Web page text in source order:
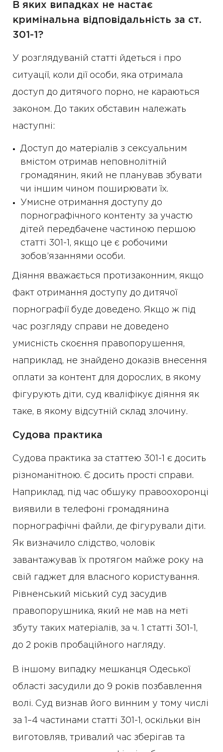
В яких випадках не настає
кримінальна відповідальність за ст.
301-1?
У розглядуваній статті йдеться і про
ситуації, коли дії особи, яка отримала
доступ до дитячого порно, не караються
законом. До таких обставин належать
наступні:
Доступ до матеріалів з сексуальним
вмістом отримав неповнолітній
громадянин, який не планував збувати
чи іншим чином поширювати їх.
Умисне отримання доступу до
порнографічного контенту за участю
дітей передбачене частиною першою
статті 301-1, якщо це є робочими
зобов’язаннями особи.
Діяння вважається протизаконним, якщо
факт отримання доступу до дитячої
порнографії буде доведено. Якщо ж під
час розгляду справи не доведено
умисність скоєння правопорушення,
наприклад, не знайдено доказів внесення
оплати за контент для дорослих, в якому
фігурують діти, суд кваліфікує діяння як
таке, в якому відсутній склад злочину.
Судова практика
Судова практика за статтею 301-1 є досить
різноманітною. Є досить прості справи.
Наприклад, під час обшуку правоохоронці
виявили в телефоні громадянина
порнографічні файли, де фігурували діти.
Як визначило слідство, чоловік
завантажував їх протягом майже року на
свій гаджет для власного користування.
Рівненський міський суд засудив
правопорушника, який не мав на меті
збуту таких матеріалів, за ч. 1 статті 301-1,
до 2 років пробаційного нагляду.
В іншому випадку мешканця Одеської
області засудили до 9 років позбавлення
волі. Суд визнав його винним у тому числі
за 1–4 частинами статті 301-1, оскільки він
виготовляв, тривалий час зберігав та